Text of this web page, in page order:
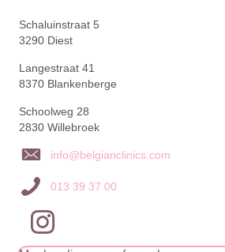
Schaluinstraat 5
3290 Diest
Langestraat 41
8370 Blankenberge
Schoolweg 28
2830 Willebroek
info@belgianclinics.com
013 39 37 00